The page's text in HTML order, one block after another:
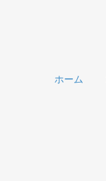
ホーム